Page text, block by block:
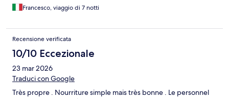
Francesco, viaggio di 7 notti
Recensione verificata
10/10 Eccezionale
23 mar 2026
Traduci con Google
Très propre . Nourriture simple mais très bonne . Le personnel